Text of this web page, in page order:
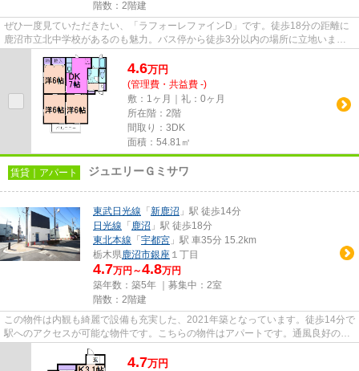
階数：2階建
ぜひ一度見ていただきたい、「ラフォーレファインD」です。徒歩18分の距離に
鹿沼市立北中学校があるのも魅力。バス停から徒歩3分以内の場所に立地いま
す。さわやかな朝を迎えることの...
4.6万円
(管理費・共益費 -)
敷：1ヶ月｜礼：0ヶ月
所在階：2階
間取り：3DK
面積：54.81㎡
賃貸｜アパート ジュエリーＧミサワ
東武日光線 「 新鹿沼 」駅 徒歩14分
日光線 「 鹿沼 」駅 徒歩18分
東北本線 「 宇都宮 」駅 車35分 15.2km
栃木県鹿沼市銀座 １丁目
4.7万円～4.8万円
築年数：築5年 ｜募集中： 2室
階数：2階建
この物件は内観も綺麗で設備も充実した、2021年築となっています。徒歩14分で
駅へのアクセスが可能な物件です。こちらの物件はアパートです。通風良好の物
件なのでいつでも新鮮な空気...
4.7万円